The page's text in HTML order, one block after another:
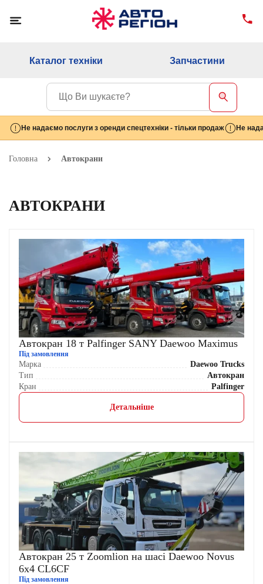
Каталог техніки Запчастини
Не надаємо послуги з оренди спецтехніки - тільки продаж Не
Головна Автокрани
АВТОКРАНИ
Автокран 18 т Palfinger SANY Daewoo Maximus
Під замовлення
Марка
Daewoo Trucks
Тип
Автокран
Кран
Palfinger
Детальніше
Автокран 25 т Zoomlion на шасі Daewoo Novus
6х4 CL6CF
Під замовлення